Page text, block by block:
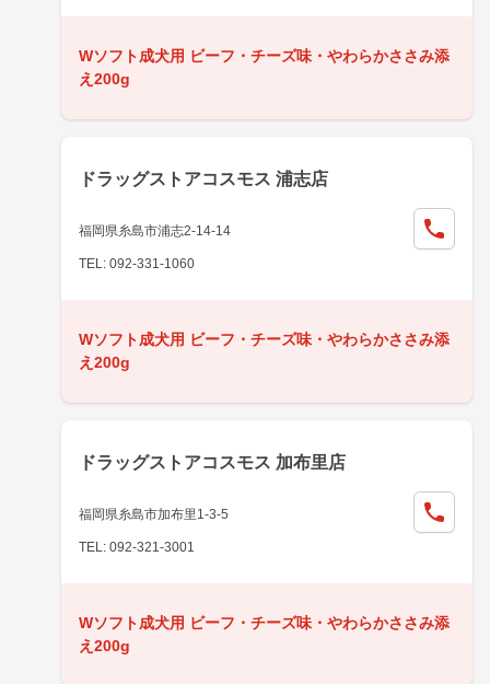
Wソフト成犬用 ビーフ・チーズ味・やわらかささみ添
え200g
ドラッグストアコスモス 浦志店
福岡県糸島市浦志2-14-14
TEL: 092-331-1060
Wソフト成犬用 ビーフ・チーズ味・やわらかささみ添
え200g
ドラッグストアコスモス 加布里店
福岡県糸島市加布里1-3-5
TEL: 092-321-3001
Wソフト成犬用 ビーフ・チーズ味・やわらかささみ添
え200g